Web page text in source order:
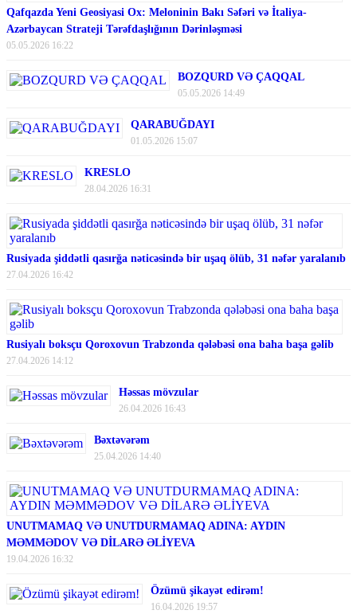
Qafqazda Yeni Geosiyasi Ox: Meloninin Bakı Səfəri və İtaliya-
Azərbaycan Strateji Tərəfdaşlığının Dərinləşməsi
05.05.2026 16:22
BOZQURD VƏ ÇAQQAL
05.05.2026 14:49
QARABUĞDAYI
01.05.2026 15:07
KRESLO
28.04.2026 16:31
Rusiyada şiddətli qasırğa nəticəsində bir uşaq ölüb, 31 nəfər yaralanıb
27.04.2026 16:42
Rusiyalı boksçu Qoroxovun Trabzonda qələbəsi ona baha başa gəlib
27.04.2026 14:12
Həssas mövzular
26.04.2026 16:43
Bəxtəvərəm
25.04.2026 14:40
UNUTMAMAQ VƏ UNUTDURMAMAQ ADINA: AYDIN
MƏMMƏDOV VƏ DİLARƏ ƏLİYEVA
19.04.2026 16:32
Özümü şikayət edirəm!
16.04.2026 19:57